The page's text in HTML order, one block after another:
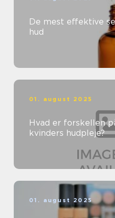
De mest effektive
hud
01. august 2025
Hvad er forskellen
kvinders hudpleje?
01. august 2025